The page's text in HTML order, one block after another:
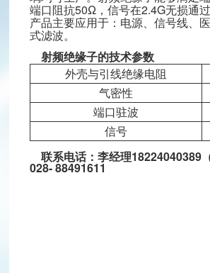
股份有限公司
88491611
端口阻抗50Ω，信号在2.4G无损通
产品主要应用于：电源、信号线、
式滤波。
射频绝缘子的技术参数
外壳与引线绝缘电阻
气密性
端口驻波
信号
联系电话：李经理18224040389
028- 88491611